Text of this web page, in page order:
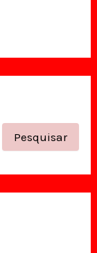
Pesquisar